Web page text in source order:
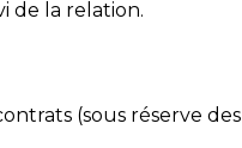
de la relation.
(sous réserve des